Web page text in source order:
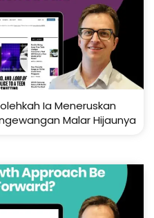
Ia Meneruskan
Malar Hijaunya